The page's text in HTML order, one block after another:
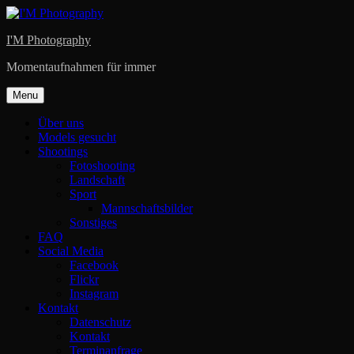
Skip
content
I'M Photography
Momentaufnahmen für immer
Menu
Über uns
Models gesucht
Shootings
Fotoshooting
Landschaft
Sport
Mannschaftsbilder
Sonstiges
FAQ
Social Media
Facebook
Flickr
Instagram
Kontakt
Datenschutz
Kontakt
Terminanfrage